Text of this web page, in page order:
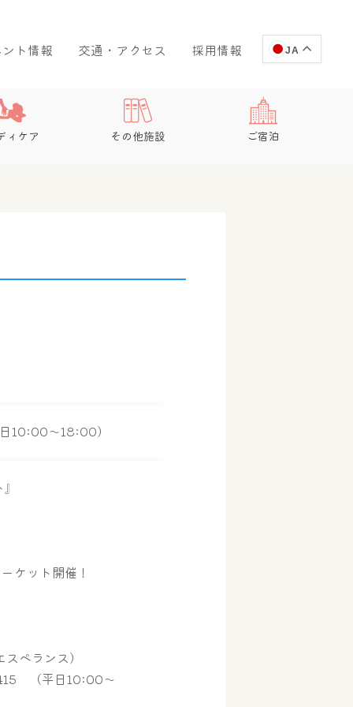
ト情報 交通・アクセス 採用情報 JA
ィケア その他施設 ご宿泊
～18:00）
ケット開催！
ペランス）
（平日10:00～